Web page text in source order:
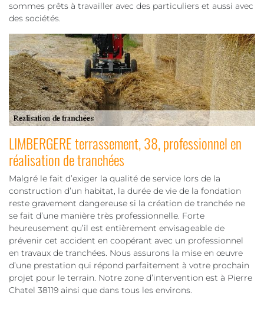
sommes prêts à travailler avec des particuliers et aussi avec
des sociétés.
LIMBERGERE terrassement, 38, professionnel en
réalisation de tranchées
Malgré le fait d’exiger la qualité de service lors de la
construction d’un habitat, la durée de vie de la fondation
reste gravement dangereuse si la création de tranchée ne
se fait d’une manière très professionnelle. Forte
heureusement qu’il est entièrement envisageable de
prévenir cet accident en coopérant avec un professionnel
en travaux de tranchées. Nous assurons la mise en œuvre
d’une prestation qui répond parfaitement à votre prochain
projet pour le terrain. Notre zone d’intervention est à Pierre
Chatel 38119 ainsi que dans tous les environs.